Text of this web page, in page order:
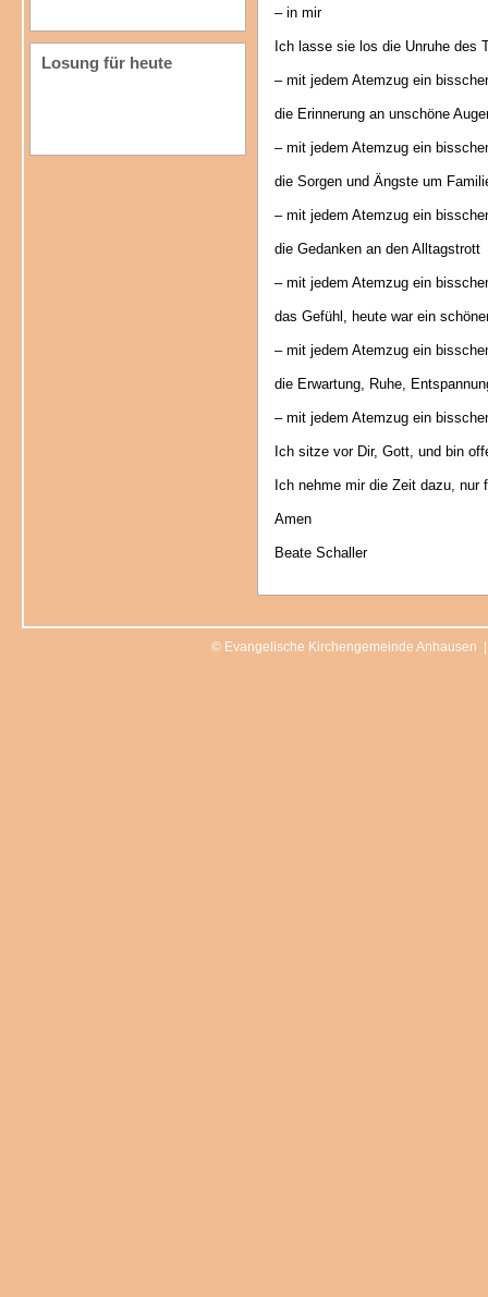
Losung für heute
– in mir
Ich lasse sie los die Unruhe des
– mit jedem Atemzug ein
die Erinnerung an unschöne
– mit jedem Atemzug ein
die Sorgen und Ängste um
– mit jedem Atemzug ein
die Gedanken an den Alltagstrott
– mit jedem Atemzug ein
das Gefühl, heute war ein
– mit jedem Atemzug ein
die Erwartung, Ruhe,
– mit jedem Atemzug ein
Ich sitze vor Dir, Gott, und bin
Ich nehme mir die Zeit dazu, nur
Amen
Beate Schaller
© Evangelische Kirchengemeinde Anhausen